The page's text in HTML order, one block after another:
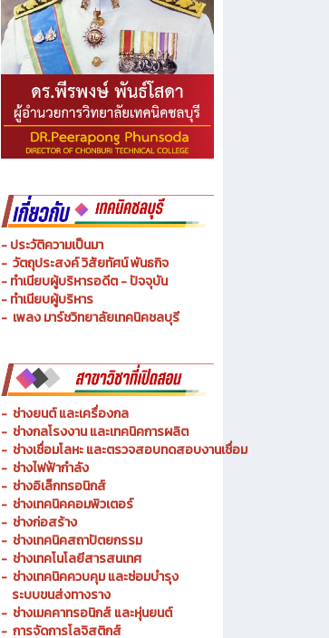
- ประวัติความเป็นมา
- ทำเนียบผู้บริหาร
- เพลง มาร์ชวิทยาลัยเทคนิคชลบุรี
- ช่างยนต์ และเครื่องกล
- ช่างกลโรงงาน และเทคนิคการผลิต
- ช่างเชื่อมโลหะ และตรวจสอบทดสอบงานเชื่อม
- ช่างไฟฟ้ากำลัง
- ช่างอิเล็กทรอนิกส์
- ช่างเทคนิคคอมพิวเตอร์
ช่างก่อสร้าง
- ช่างเทคนิคสถาปัตยกรรม
- ช่างเทคโนโลยีสารสนเทศ